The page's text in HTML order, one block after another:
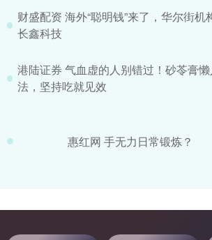
财盛配资 海外“聪明钱”来了，华尔街机
长鑫科技
港陆证券 气血虚的人别错过！砂苓膏
法，坚持吃就见效
惠红网 手无力日常锻炼？